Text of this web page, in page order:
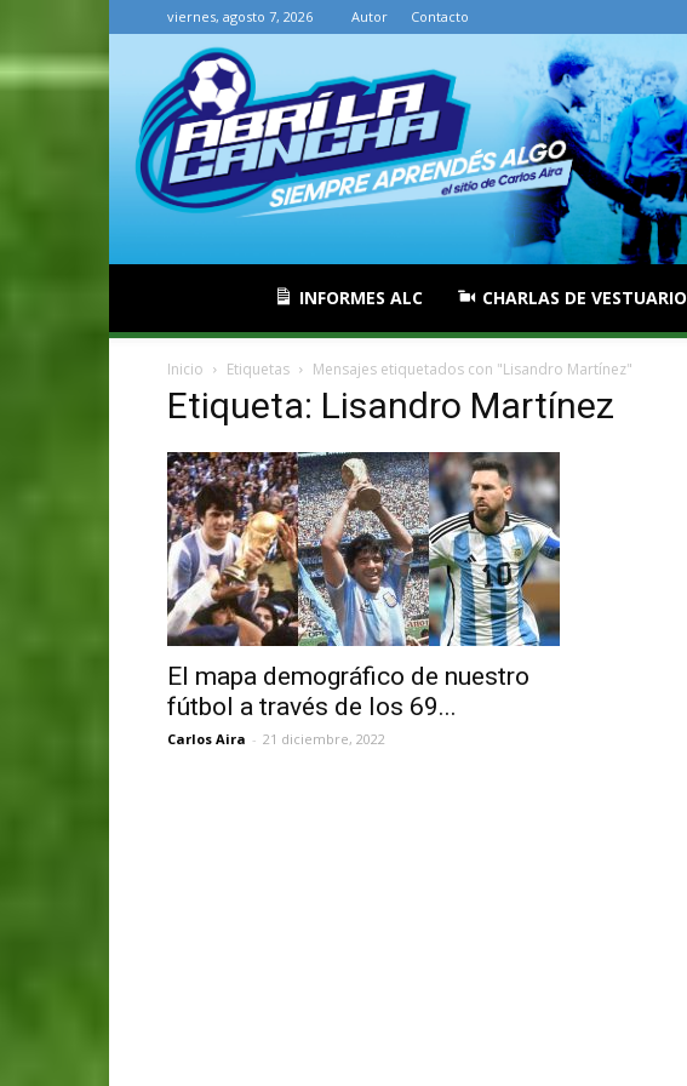
viernes, agosto 7, 2026 Autor Contacto
INFORMES ALC CHARLAS DE VESTUARIO
Inicio Etiquetas Mensajes etiquetados con "Lisandro Martínez"
Etiqueta: Lisandro Martínez
El mapa demográfico de nuestro
fútbol a través de los 69...
Carlos Aira - 21 diciembre, 2022